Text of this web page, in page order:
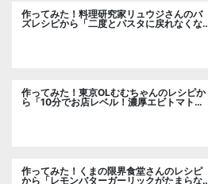
作ってみた！料理研究家リュウジさんのバ
ズレシピから「二度とパスタに戻れなくな
作ってみた！東京OLむむちゃんのレシピか
ら「10分でお店レベル！濃厚エビトマトク
作ってみた！くまの限界食堂さんのレシピ
から「レモンバターガーリックがたまらな